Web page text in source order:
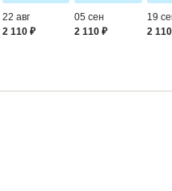
22 авг
2 110 ₽
05 сен
2 110 ₽
19
2